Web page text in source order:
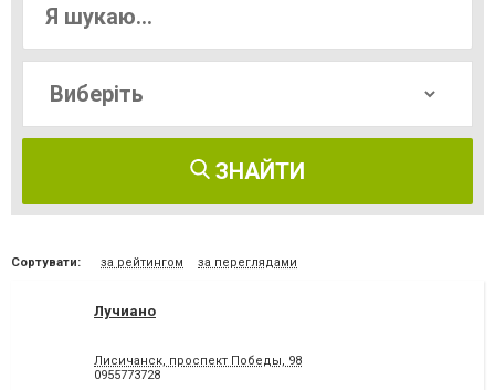
ЗНАЙТИ
Сортувати: за рейтингом за переглядами
Лучиано
Лисичанск, проспект Победы, 98
0955773728